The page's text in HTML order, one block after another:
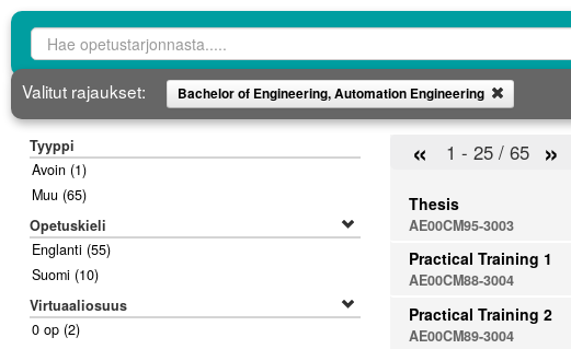
Opetustarjontahaku
Valitut rajaukset: Bachelor of Engineering, Automation Engineering
Tyyppi
Avoin (1)
Muu (65)
Opetuskieli
Englanti (55)
Suomi (10)
Virtuaaliosuus
0 op (2)
« 1 - 25 / 65 »
Thesis
AE00CM95-3003
Practical Training 1
AE00CM88-3004
Practical Training 2
AE00CM89-3004